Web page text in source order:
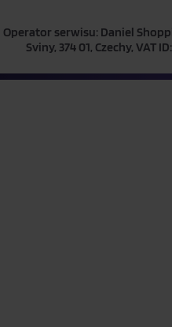
Operator serwisu: Daniel
Sviny, 374 01, Czechy, VAT